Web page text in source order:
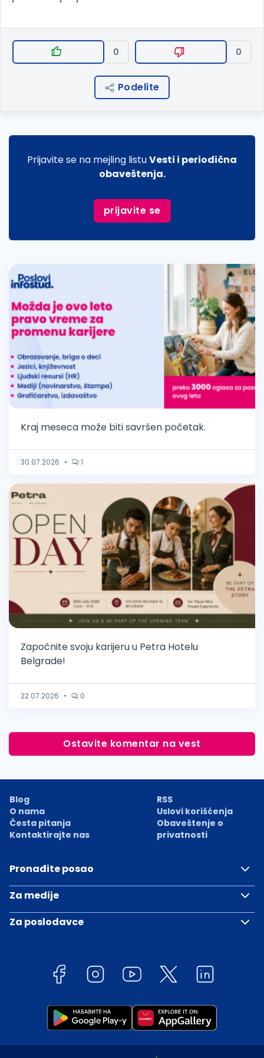
0 0
Podelite
Prijavite se na mejling listuVesti i periodična
obaveštenja.
prijavite se
Kraj meseca može biti savršen početak.
30.07.2026 • 1
Započnite svoju karijeru u Petra Hotelu
Belgrade!
22.07.2026 • 0
Ostavite komentar na vest
Blog
O nama
Česta pitanja
Kontaktirajte nas
RSS
Uslovi korišćenja
Obaveštenje o
privatnosti
Pronađite posao
Za medije
Za poslodavce